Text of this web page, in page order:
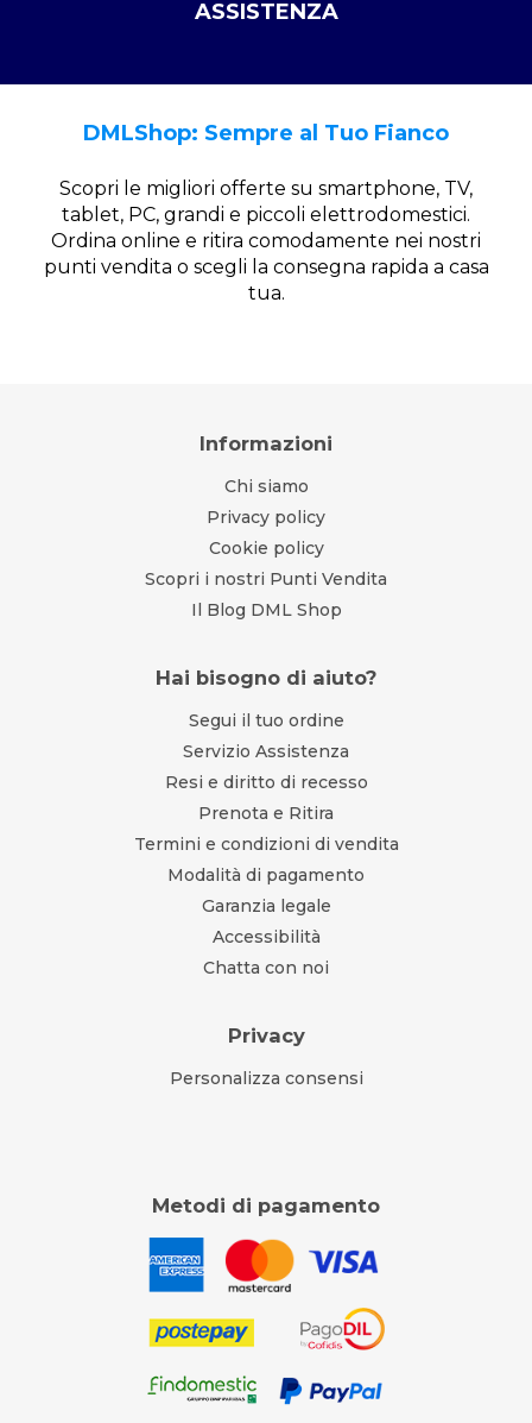
ASSISTENZA
DMLShop: Sempre al Tuo Fianco
Scopri le migliori offerte su smartphone, TV,
tablet, PC, grandi e piccoli elettrodomestici.
Ordina online e ritira comodamente nei nostri
punti vendita o scegli la consegna rapida a casa
tua.
Informazioni
Chi siamo
Privacy policy
Cookie policy
Scopri i nostri Punti Vendita
Il Blog DML Shop
Hai bisogno di aiuto?
Segui il tuo ordine
Servizio Assistenza
Resi e diritto di recesso
Prenota e Ritira
Termini e condizioni di vendita
Modalità di pagamento
Garanzia legale
Accessibilità
Chatta con noi
Privacy
Personalizza consensi
Metodi di pagamento